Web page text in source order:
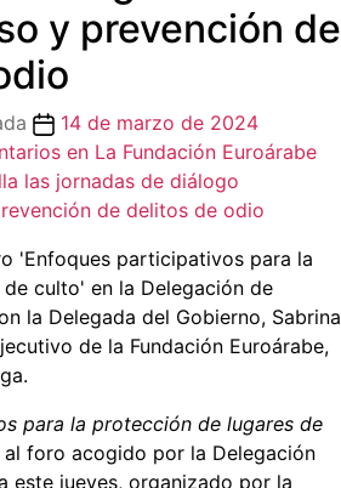
y prevención de
14 de marzo de 2024
en La Fundación Euroárabe
las jornadas de diálogo
de delitos de odio
para la protección de lugares de
foro acogido por la Delegación
este jueves, organizado por la